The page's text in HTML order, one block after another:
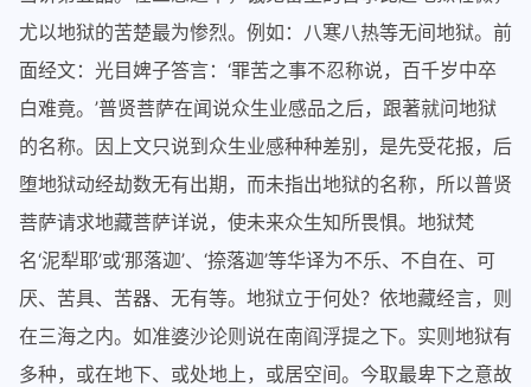
尤以地狱的苦楚最为惨烈。例如：八寒八热等无间地狱。前
面经文：光目婢子答言：‘罪苦之事不忍称说，百千岁中卒
白难竟。’普贤菩萨在闻说众生业感品之后，跟著就问地狱
的名称。因上文只说到众生业感种种差别，是先受花报，后
堕地狱动经劫数无有出期，而未指出地狱的名称，所以普贤
菩萨请求地藏菩萨详说，使未来众生知所畏惧。地狱梵
名‘泥犁耶’或‘那落迦’、‘捺落迦’等华译为不乐、不自在、可
厌、苦具、苦器、无有等。地狱立于何处？依地藏经言，则
在三海之内。如准婆沙论则说在南阎浮提之下。实则地狱有
多种，或在地下、或处地上，或居空间。今取最卑下之意故